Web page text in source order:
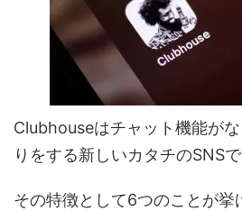
Clubhouseはチャット機能が
りをする新しいカタチのSNSで
その特徴として6つのことが挙